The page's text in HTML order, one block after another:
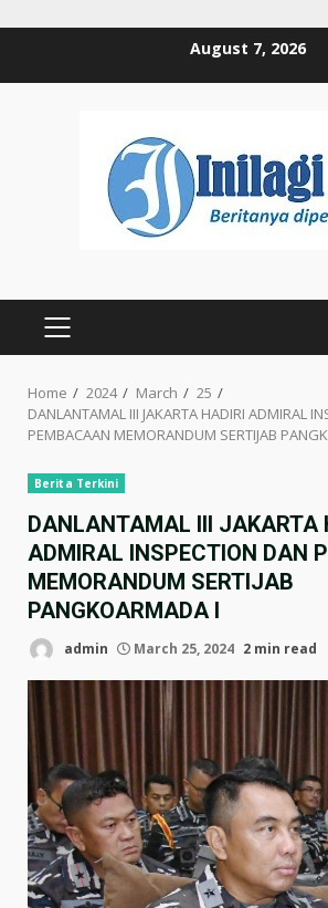
August 7, 2026
PRIMARY
Home 2024 March
25
DANLANTAMAL III JAKARTA HADIRI ADMIRAL
PEMBACAAN MEMORANDUM SERTIJAB
Berita Terkini
DANLANTAMAL III JAKARTA
ADMIRAL INSPECTION DAN
MEMORANDUM SERTIJAB
PANGKOARMADA I
admin March 25, 2024 2 min read